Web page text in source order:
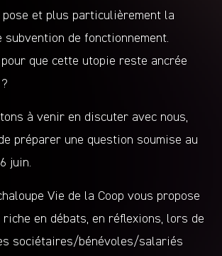
pose et plus particulièrement la
subvention de fonctionnement.
que cette utopie reste ancrée
à venir en discuter avec nous,
préparer une question soumise au
juin.
Vie de la Coop vous propose
en débats, en réflexions, lors de
sociétaires/bénévoles/salariés